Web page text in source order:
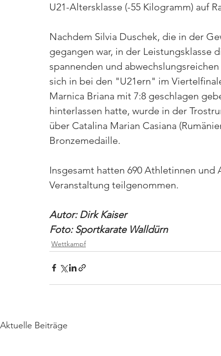
U21-Altersklasse (-55 Kilogramm) auf
Nachdem Silvia Duschek, die in der
gegangen war, in der Leistungsklasse
spannenden und
sich in bei den "U21ern" im
Marnica Briana mit 7:8 geschlagen
hinterlassen hatte, wurde in der
über Catalina Marian Casiana
Bronzemedaille.
Insgesamt hatten 690 Athletinnen
Veranstaltung teilgenommen.
Autor: Dirk Kaiser
Foto: Sportkarate Walldürn
Wettkampf
Aktuelle Beiträge